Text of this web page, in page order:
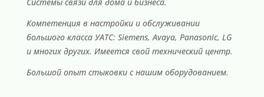
Компетенция в настройки и обслуживании
большого класса УАТС: Siemens, Avaya, Panasonic, LG
и многих других. Имеется свой технический центр.
Большой опыт стыковки с нашим оборудованием.